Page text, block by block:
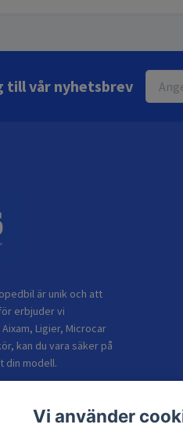
till vår nyhetsbrev
är unik och att
erbjuder vi
Ligier, Microcar
kan du vara säker på
din modell.
Vi använder